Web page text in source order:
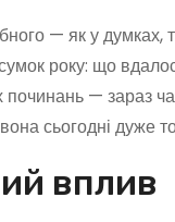
— як у думках,
року: що
— зараз
сьогодні дуже
вплив